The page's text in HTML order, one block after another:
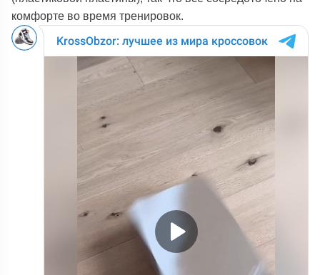
комфорте во время тренировок.